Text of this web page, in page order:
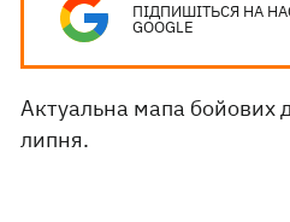
ПІДПИШІТЬСЯ НА
GOOGLE
Актуальна мапа бойових
липня.